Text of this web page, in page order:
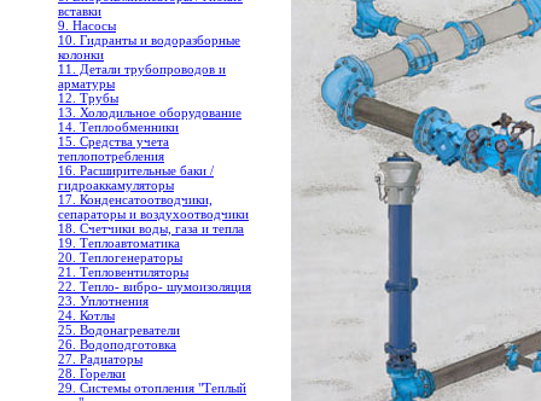
вставки
9. Насосы
10. Гидранты и водоразборные
колонки
11. Детали трубопроводов и
арматуры
12. Трубы
13. Холодильное oборудование
14. Теплообменники
15. Средства учета
теплопотребления
16. Расширительные баки /
гидроаккамуляторы
17. Конденсатоотводчики,
сепараторы и воздухоотводчики
18. Счетчики воды, газа и тепла
19. Теплоавтоматика
20. Теплогенераторы
21. Тепловентиляторы
22. Тепло- вибро- шумоизоляция
23. Уплотнения
24. Котлы
25. Водонагреватели
26. Водоподготовка
27. Радиаторы
28. Горелки
29. Системы отопления "Теплый